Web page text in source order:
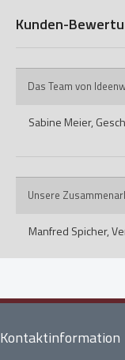
Kunden-
Das Team von
Sabine Meier,
Unsere
Manfred Spicher,
Kontaktinformation